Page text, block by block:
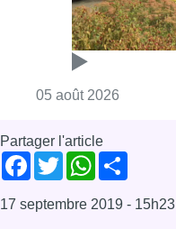
05 août 2026
Partager l'article
Facebook
TwitterWhatsApp
17 septembre 2019 - 15h23